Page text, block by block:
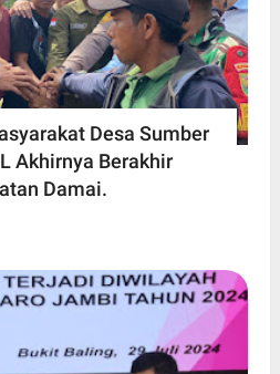
Desa Sumber
Akhirnya Berakhir
Damai.